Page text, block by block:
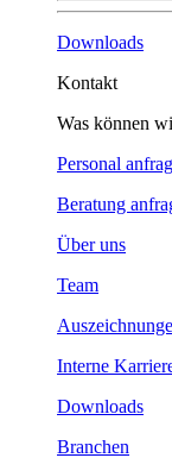
Downloads
Kontakt
Was können
Personal
Beratung
Über uns
Team
Interne
Downloads
Branchen